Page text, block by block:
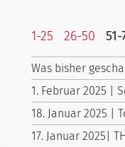
1-25 26-50 51-
Was bisher
1. Februar 2025 |
18. Januar 2025 |
17. Januar 2025|